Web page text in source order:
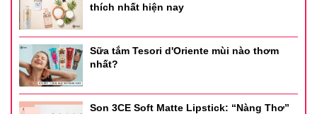
thích nhất hiện nay
Sữa tắm Tesori d'Oriente mùi nào thơm
nhất?
Son 3CE Soft Matte Lipstick: “Nàng Thơ”